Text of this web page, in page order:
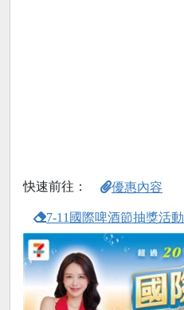
快速前往： 優惠內容
7-11國際啤酒節抽獎活動